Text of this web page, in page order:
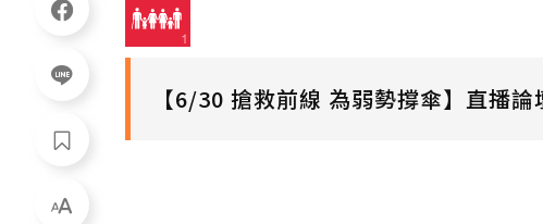
【6/30 搶救前線 為弱勢撐傘】直播論